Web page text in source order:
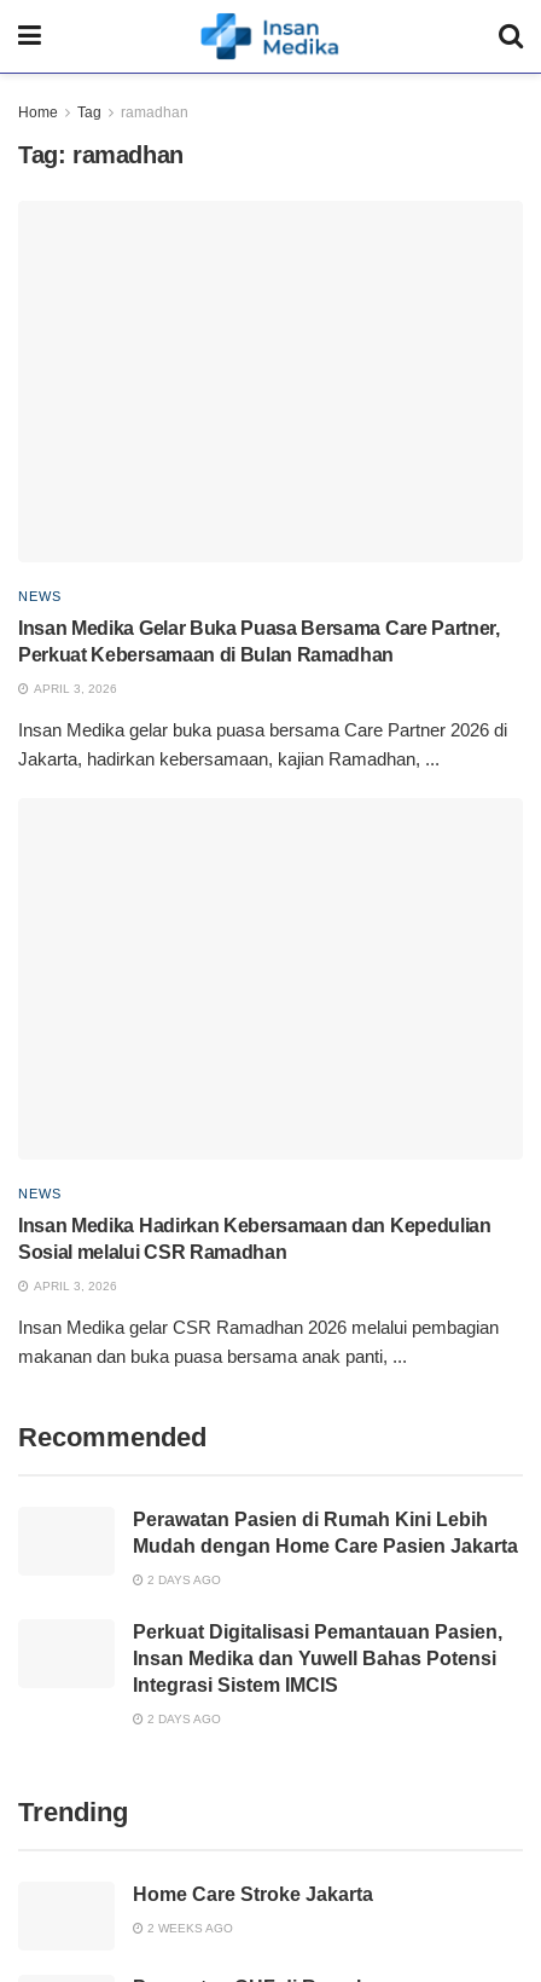
Home Tag ramadhan
Tag: ramadhan
NEWS
Insan Medika Gelar Buka Puasa Bersama Care Partner,
Perkuat Kebersamaan di Bulan Ramadhan
APRIL 3, 2026
Insan Medika gelar buka puasa bersama Care Partner 2026 di
Jakarta, hadirkan kebersamaan, kajian Ramadhan, ...
NEWS
Insan Medika Hadirkan Kebersamaan dan Kepedulian
Sosial melalui CSR Ramadhan
APRIL 3, 2026
Insan Medika gelar CSR Ramadhan 2026 melalui pembagian
makanan dan buka puasa bersama anak panti, ...
Recommended
Perawatan Pasien di Rumah Kini Lebih
Mudah dengan Home Care Pasien Jakarta
2 DAYS AGO
Perkuat Digitalisasi Pemantauan Pasien,
Insan Medika dan Yuwell Bahas Potensi
Integrasi Sistem IMCIS
2 DAYS AGO
Trending
Home Care Stroke Jakarta
2 WEEKS AGO